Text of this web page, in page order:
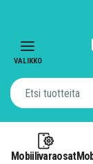
VALIKKO
Mobiilivaraosat